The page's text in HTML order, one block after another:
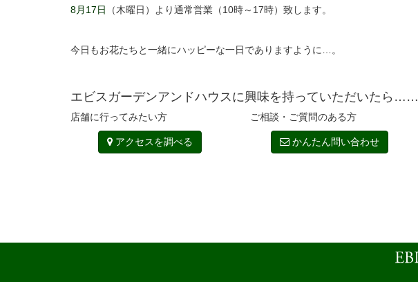
8月17日
（木曜日）より通常営業（10時～17時）致します。
今日もお花たちと一緒にハッピーな一日でありますように…。
エビスガーデンアンドハウスに興味を持っていただいたら……
店舗に行ってみたい方
アクセスを調べる
ご相談・ご質問のある方
かんたん問い合わせ